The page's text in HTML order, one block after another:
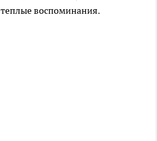
воспоминания.